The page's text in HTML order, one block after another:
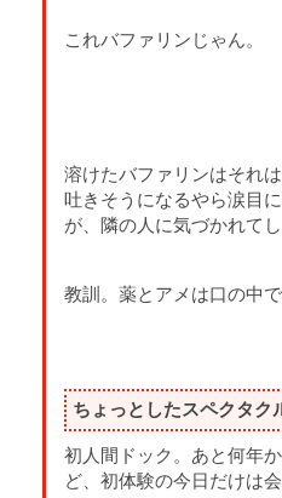
これバファリンじゃん。
溶けたバファリンはそれ
吐きそうになるやら涙目
が、隣の人に気づかれて
教訓。薬とアメは口の中
ちょっとしたスペクタク
初人間ドック。あと何年
ど、初体験の今日だけは